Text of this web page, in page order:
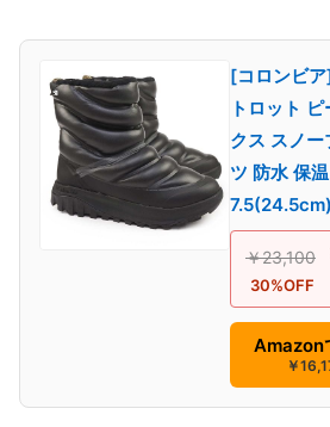
[コロンビ
トロット
クス スノ
ツ 防水 保
7.5(24.5cm)
￥23,100
30%OFF
Amazon
￥